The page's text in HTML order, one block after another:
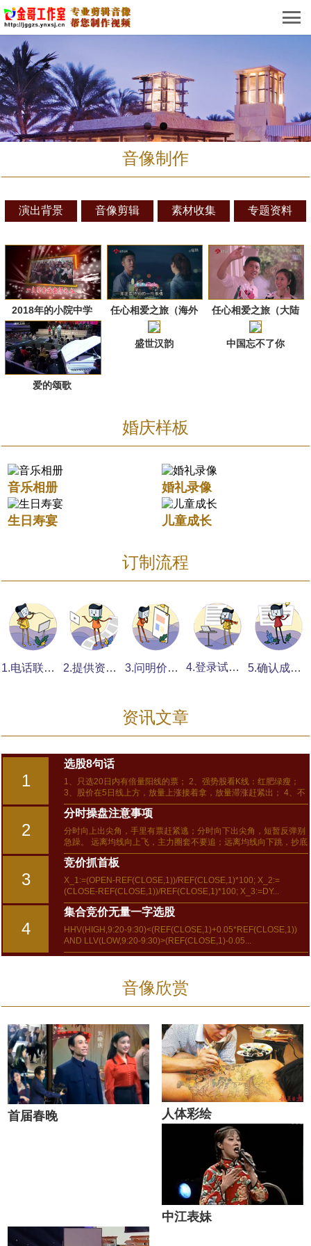
音像制作
演出背景 音像剪辑 素材收集 专题资料
2018年的小院中学
任心相爱之旅（海外
篇）
任心相爱之旅（大陆
篇）
爱的颂歌
盛世汉韵 中国忘不了你
婚庆样板
音乐相册 婚礼录像
生日寿宴 儿童成长
订制流程
1.电话联系说要求 2.提供资料发素材 3.问明价格付定金 4.登录试看提意见 5.确认成品付全费
资讯文章
1
选股8句话
1、只选20日内有倍量阳线的票； 2、强势股看K线：红肥绿瘦；
3、股价在5日线上方，放量上涨接着拿，放量滞涨赶紧出； 4、不
加速上涨不卖，不加速下跌不买，趋势不明不交易； 5、真正的抄
底，是上涨后的...
2
分时操盘注意事项
分时向上出尖角，手里有票赶紧逃；分时向下出尖角，短暂反弹别
急躁。 远离均线向上飞，主力圈套不要追；远离均线向下跳，抄底
良机已来到。 早上大涨要卖不买，早上大跌可买不割。低位跳水可
买，高位冲高必卖。下午...
3
竞价抓首板
X_1:=(OPEN-REF(CLOSE,1))/REF(CLOSE,1)*100; X_2:=
(CLOSE-REF(CLOSE,1))/REF(CLOSE,1)*100; X_3:=DY...
4
集合竞价无量一字选股
HHV(HIGH,9:20-9:30)<(REF(CLOSE,1)+0.05*REF(CLOSE,1))
AND LLV(LOW,9:20-9:30)>(REF(CLOSE,1)-0.05...
音像欣赏
首届春晚 人体彩绘
中江表妹